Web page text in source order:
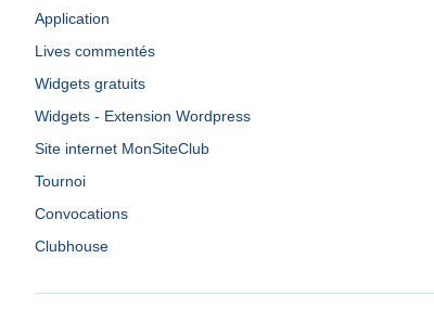
Application
Lives commentés
Widgets gratuits
Widgets - Extension Wordpress
Site internet MonSiteClub
Tournoi
Convocations
Clubhouse